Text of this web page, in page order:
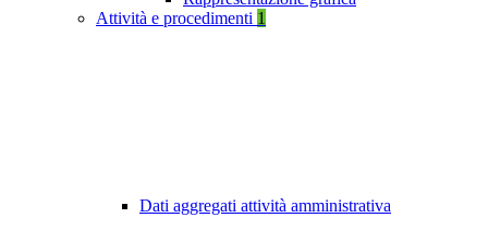
Attività e procedimenti 1
Dati aggregati attività amministrativa